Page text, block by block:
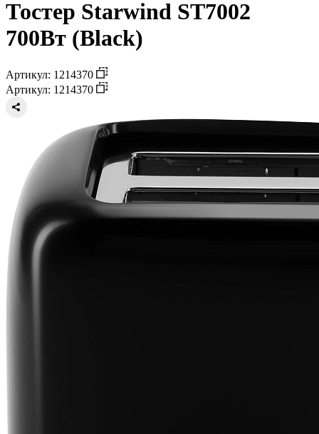
Тостер Starwind ST7002
700Вт (Black)
Артикул: 1214370
Артикул: 1214370